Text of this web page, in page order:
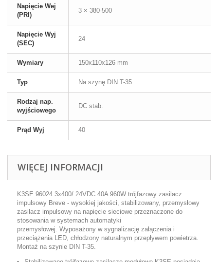
Napięcie Wej
(PRI)
3 × 380-500
Napięcie Wyj
(SEC)
24
Wymiary 150x110x126 mm
Typ Na szynę DIN T-35
Rodzaj nap.
wyjściowego
DC stab.
Prąd Wyj 40
WIĘCEJ INFORMACJI
K3SE 96024 3x400/ 24VDC 40A 960W trójfazowy zasilacz
impulsowy Breve - wysokiej jakości, stabilizowany, przemysłowy
zasilacz impulsowy na napięcie sieciowe przeznaczone do
stosowania w systemach automatyki
przemysłowej. Wyposażony w sygnalizację załączenia i
przeciążenia LED, chłodzony naturalnym przepływem powietrza.
Montaż na szynie DIN T-35.